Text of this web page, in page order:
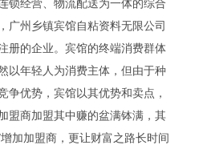
经营、物流配送为一体的综合
广州乡镇宾馆自粘资料无限公司
册的企业。宾馆的终端消费群体
以年轻人为消费主体，但由于种
争优势，宾馆以其优势和卖点，
盟商加盟其中赚的盆满钵满，其
加加盟商，更让财富之路长时间